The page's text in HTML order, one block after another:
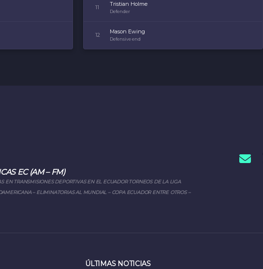
11 Tristian Holme
Defender
12 Mason Ewing
Defensive end
EC (AM – FM)
EN TRANSMISIONES DEPORTIVAS EN EL ECUADOR TORNEOS DE LA LIGA
– ELIMINATORIAS AL MUNDIAL – COPA ECUADOR ENTRE OTROS –
ÚLTIMAS NOTICIAS